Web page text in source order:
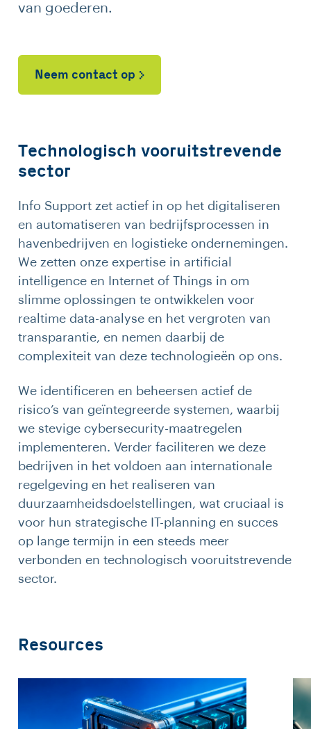
van goederen.
Neem contact op
Technologisch vooruitstrevende
sector
Info Support zet actief in op het digitaliseren
en automatiseren van bedrijfsprocessen in
havenbedrijven en logistieke ondernemingen.
We zetten onze expertise in artificial
intelligence en Internet of Things in om
slimme oplossingen te ontwikkelen voor
realtime data-analyse en het vergroten van
transparantie, en nemen daarbij de
complexiteit van deze technologieën op ons.
We identificeren en beheersen actief de
risico’s van geïntegreerde systemen, waarbij
we stevige cybersecurity-maatregelen
implementeren. Verder faciliteren we deze
bedrijven in het voldoen aan internationale
regelgeving en het realiseren van
duurzaamheidsdoelstellingen, wat cruciaal is
voor hun strategische IT-planning en succes
op lange termijn in een steeds meer
verbonden en technologisch vooruitstrevende
sector.
Resources